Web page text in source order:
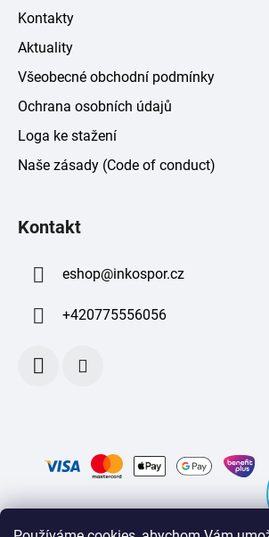
Kontakty
Aktuality
Všeobecné obchodní podmínky
Ochrana osobních údajů
Loga ke stažení
Naše zásady (Code of conduct)
Kontakt
eshop@inkospor.cz
+420775556056